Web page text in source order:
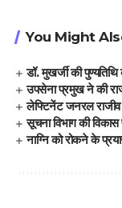
You Might
डॉ. मुखर्जी की
उपसेना प्रमुख ने की
लेफ्टिनेंट जनरल
सूचना विभाग की
नाग्नि को रोकने के